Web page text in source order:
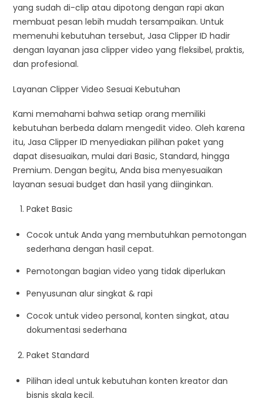
yang sudah di-clip atau dipotong dengan rapi akan
membuat pesan lebih mudah tersampaikan. Untuk
memenuhi kebutuhan tersebut, Jasa Clipper ID hadir
dengan layanan jasa clipper video yang fleksibel, praktis,
dan profesional.
Layanan Clipper Video Sesuai Kebutuhan
Kami memahami bahwa setiap orang memiliki
kebutuhan berbeda dalam mengedit video. Oleh karena
itu, Jasa Clipper ID menyediakan pilihan paket yang
dapat disesuaikan, mulai dari Basic, Standard, hingga
Premium. Dengan begitu, Anda bisa menyesuaikan
layanan sesuai budget dan hasil yang diinginkan.
Paket Basic
Cocok untuk Anda yang membutuhkan pemotongan
sederhana dengan hasil cepat.
Pemotongan bagian video yang tidak diperlukan
Penyusunan alur singkat & rapi
Cocok untuk video personal, konten singkat, atau
dokumentasi sederhana
Paket Standard
Pilihan ideal untuk kebutuhan konten kreator dan
bisnis skala kecil.